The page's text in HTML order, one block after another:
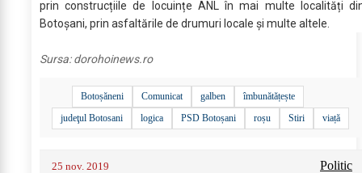
prin construcțiile de locuințe ANL în mai multe localități
Botoșani, prin asfaltările de drumuri locale și multe altele.
Sursa:dorohoinews.ro
Botoșăneni Comunicat galben
îmbunătățește
judeţul Botosani
logica PSD Botoșani roșu Stiri viață
25 nov. 2019 Politic